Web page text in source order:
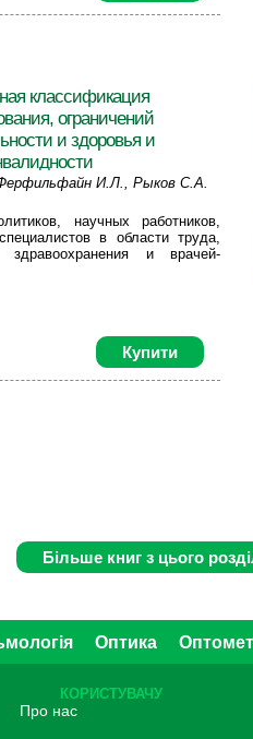
классификация
ограничений
и здоровья и
И.Л., Рыков С.А.
научных работников,
в области труда,
здравоохранения и врачей-
Купити
Оптика
КОРИСТУВАЧУ
Про нас